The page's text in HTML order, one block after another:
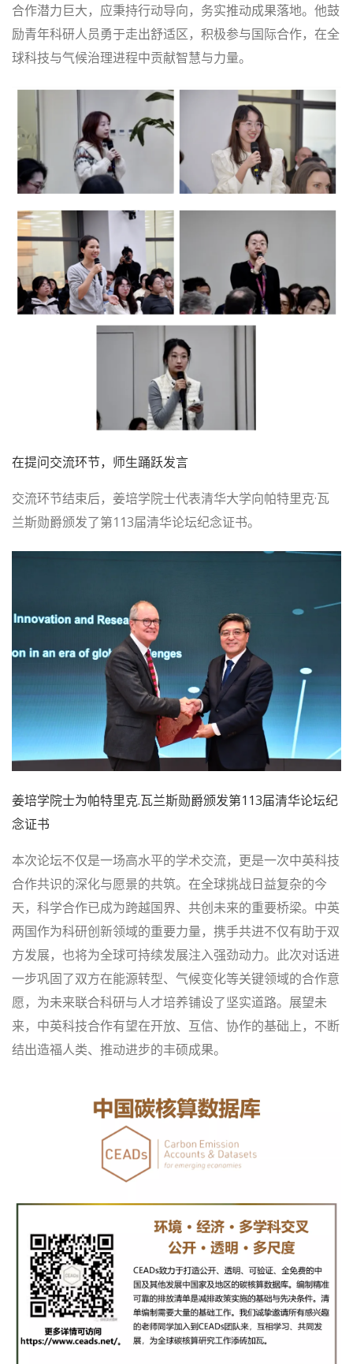
合作潜力巨大，应秉持行动导向，务实推动成果落地。他鼓
励青年科研人员勇于走出舒适区，积极参与国际合作，在全
球科技与气候治理进程中贡献智慧与力量。
在提问交流环节，师生踊跃发言
交流环节结束后，姜培学院士代表清华大学向帕特里克·瓦
兰斯勋爵颁发了第113届清华论坛纪念证书。
姜培学院士为帕特里克.瓦兰斯勋爵颁发第113届清华论坛纪
念证书
本次论坛不仅是一场高水平的学术交流，更是一次中英科技
合作共识的深化与愿景的共筑。在全球挑战日益复杂的今
天，科学合作已成为跨越国界、共创未来的重要桥梁。中英
两国作为科研创新领域的重要力量，携手共进不仅有助于双
方发展，也将为全球可持续发展注入强劲动力。此次对话进
一步巩固了双方在能源转型、气候变化等关键领域的合作意
愿，为未来联合科研与人才培养铺设了坚实道路。展望未
来，中英科技合作有望在开放、互信、协作的基础上，不断
结出造福人类、推动进步的丰硕成果。